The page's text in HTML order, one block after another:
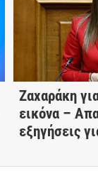
Ζαχαράκη
εικόνα –
εξηγήσεις